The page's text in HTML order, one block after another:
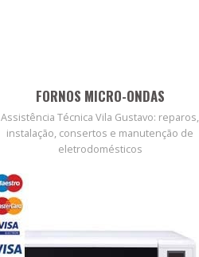
FORNOS MICRO-ONDAS
Assistência Técnica Vila Gustavo: reparos,
instalação, consertos e manutenção de
eletrodomésticos